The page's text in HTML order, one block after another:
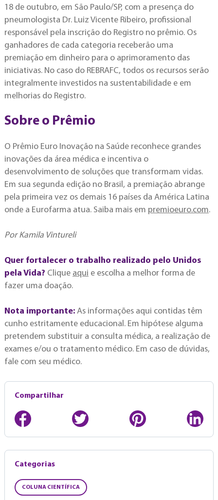
18 de outubro, em São Paulo/SP, com a presença do
pneumologista Dr. Luiz Vicente Ribeiro, profissional
responsável pela inscrição do Registro no prêmio. Os
ganhadores de cada categoria receberão uma
premiação em dinheiro para o aprimoramento das
iniciativas. No caso do REBRAFC, todos os recursos serão
integralmente investidos na sustentabilidade e em
melhorias do Registro.
Sobre o Prêmio
O Prêmio Euro Inovação na Saúde reconhece grandes
inovações da área médica e incentiva o
desenvolvimento de soluções que transformam vidas.
Em sua segunda edição no Brasil, a premiação abrange
pela primeira vez os demais 16 países da América Latina
onde a Eurofarma atua. Saiba mais em premioeuro.com.
Por Kamila Vintureli
Quer fortalecer o trabalho realizado pelo Unidos
pela Vida? Clique aqui e escolha a melhor forma de
fazer uma doação.
Nota importante:As informações aqui contidas têm
cunho estritamente educacional. Em hipótese alguma
pretendem substituir a consulta médica, a realização de
exames e/ou o tratamento médico. Em caso de dúvidas,
fale com seu médico.
Compartilhar
Categorias
COLUNA CIENTÍFICA